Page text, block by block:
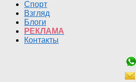
Спорт
Взгляд
Блоги
РЕКЛАМА
Контакты